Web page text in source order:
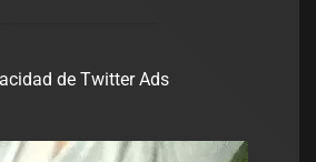
de Twitter Ads